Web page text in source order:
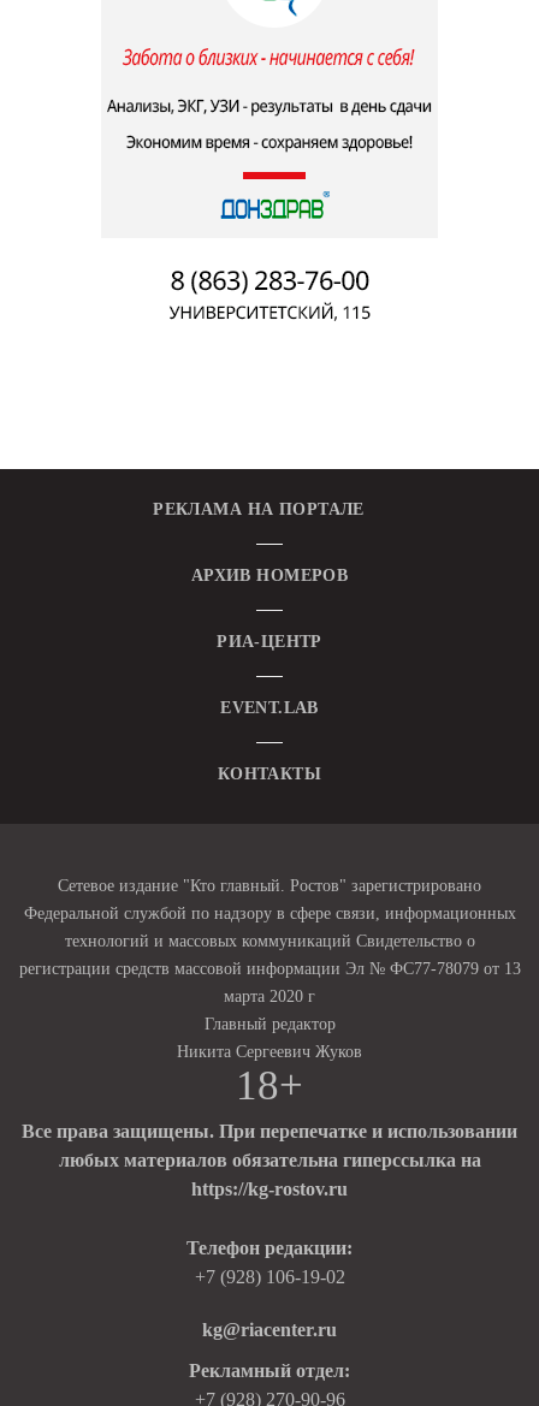
РЕКЛАМА НА ПОРТАЛЕ
АРХИВ НОМЕРОВ
РИА-ЦЕНТР
EVENT.LAB
КОНТАКТЫ
Сетевое издание "Кто главный. Ростов" зарегистрировано
Федеральной службой по надзору в сфере связи, информационных
технологий и массовых коммуникаций Свидетельство о
регистрации средств массовой информации Эл № ФС77-78079 от 13
марта 2020 г
Главный редактор
Никита Сергеевич Жуков
18+
Все права защищены. При перепечатке и использовании
любых материалов обязательна гиперссылка на
https://kg-rostov.ru
Телефон редакции:
+7 (928) 106-19-02
kg@riacenter.ru
Рекламный отдел:
+7 (928) 270-90-96